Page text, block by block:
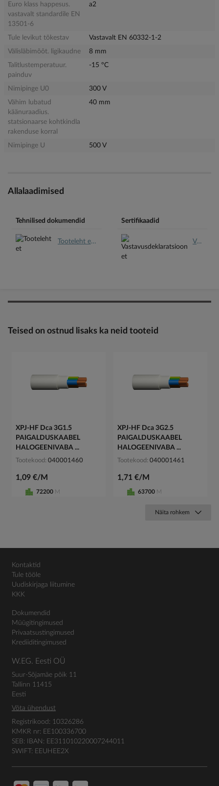
Euro klass happesus.
vastavalt standardile EN
13501-6
a2
Tule levikut tõkestav
Vastavalt EN 60332-1-2
Välisläbimõõt. ligikaudne
8 mm
Talitlustemperatuur.
painduv
-15 °C
Nimipinge U0
300 V
Vähim lubatud
käänuraadius.
statsionaarse kohtkindla
rakenduse korral
40 mm
Nimipinge U 500 V
Allalaadimised
Tehnilised dokumendid
Tooteleht et.pdf
Sertifikaadid
Vastavusdeklaratsioon et.pdf
Teised on ostnud lisaks ka neid tooteid
XPJ-HF Dca 3G1.5
PAIGALDUSKAABEL
HALOGEENIVABA ...
Tootekood 040001460
1,09 €/M
72200 M
XPJ-HF Dca 3G2.5
PAIGALDUSKAABEL
HALOGEENIVABA ...
Tootekood 040001461
1,71 €/M
63700 M
Näita rohkem
Kontaktid
Tule tööle
Uudiskirjaga liitumine
KKK
Dokumendid
Müügitingimused
Privaatsustingimused
Krediiditingimused
W.EG. Eesti OÜ
Suur-Sõjamäe põik 11
Tallinn 11415
Eesti
Võta ühendust
Registrikood: 10326286
KMKR nr: EE100336700
SEB: IBAN: EE311010220007244011
SWIFT: EEUHEE2X